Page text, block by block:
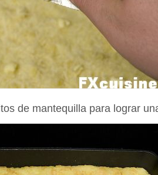
de mantequilla para lograr